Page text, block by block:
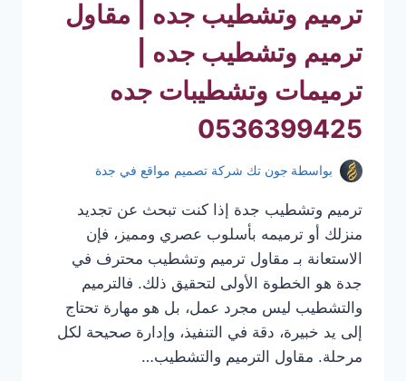
ترميم وتشطيب جده | مقاول
ترميم وتشطيب جده |
ترميمات وتشطيبات جده
0536399425
بواسطة جون تك شركة تصميم مواقع في جدة
ترميم وتشطيب جدة إذا كنت تبحث عن تجديد
منزلك أو ترميمه بأسلوب عصري ومميز، فإن
الاستعانة بـ مقاول ترميم وتشطيب محترف في
جدة هو الخطوة الأولى لتحقيق ذلك. فالترميم
والتشطيب ليس مجرد عمل، بل هو مهارة تحتاج
إلى يد خبيرة، دقة في التنفيذ، وإدارة صحيحة لكل
مرحلة. مقاول الترميم والتشطيب…